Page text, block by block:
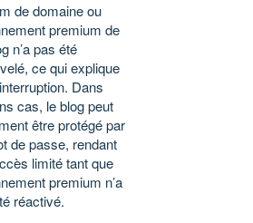
de domaine ou
premium de
n’a pas été
ce qui explique
Dans
cas, le blog peut
être protégé par
de passe, rendant
limité tant que
premium n’a
réactivé.